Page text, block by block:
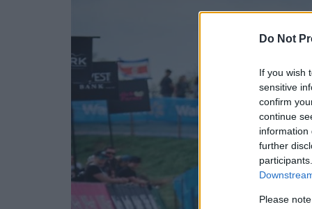
Do Not
If you wish
sensitive
confirm
continue
information
further
Please